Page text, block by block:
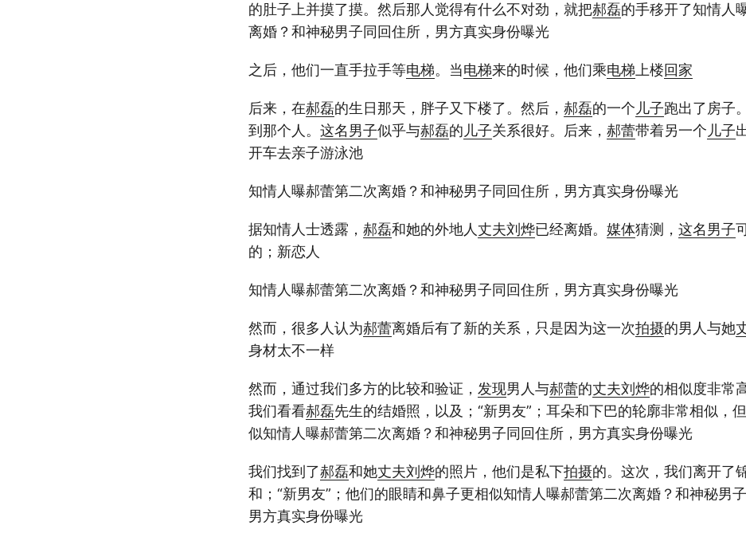
的肚子上并摸了摸。然后那人觉得有什么不对劲，就把郝磊的手移开了知情人
离婚？和神秘男子同回住所，男方真实身份曝光
之后，他们一直手拉手等电梯。当电梯来的时候，他们乘电梯上楼回家
后来，在郝磊的生日那天，胖子又下楼了。然后， 郝磊的一个儿子跑出了房子
到那个人。 这名男子似乎与郝磊的儿子关系很好。后来， 郝蕾带着另一个儿子
开车去亲子游泳池
知情人曝郝蕾第二次离婚？和神秘男子同回住所，男方真实身份曝光
据知情人士透露， 郝磊和她的外地人丈夫刘烨已经离婚。 媒体猜测， 这名男子
的；新恋人
知情人曝郝蕾第二次离婚？和神秘男子同回住所，男方真实身份曝光
然而，很多人认为郝蕾离婚后有了新的关系，只是因为这一次拍摄的男人与她
身材太不一样
然而，通过我们多方的比较和验证， 发现男人与郝蕾的丈夫刘烨的相似度非常
我们看看郝磊先生的结婚照，以及；“新男友”；耳朵和下巴的轮廓非常相似，
似知情人曝郝蕾第二次离婚？和神秘男子同回住所，男方真实身份曝光
我们找到了郝磊和她丈夫刘烨的照片，他们是私下拍摄的。这次，我们离开了
和；“新男友”；他们的眼睛和鼻子更相似知情人曝郝蕾第二次离婚？和神秘男
男方真实身份曝光